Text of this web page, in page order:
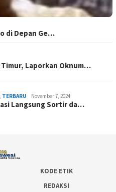
di Depan Ge…
Timur, Laporkan Oknum…
, TERBARU November 7, 2024
Langsung Sortir da…
KODE ETIK
REDAKSI